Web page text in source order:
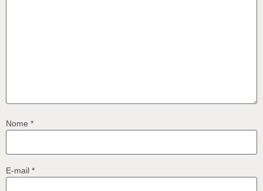
Nome *
E-mail *